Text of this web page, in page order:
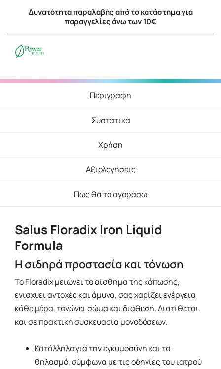
Δυνατότητα παραλαβής από το κατάστημα για
παραγγελίες άνω των 10€
Περιγραφή
Συστατικά
Χρήση
Αξιολογήσεις
Πως θα το αγοράσω
Salus Floradix Iron Liquid
Formula
Η σιδηρά προστασία και τόνωση
Το Floradix μειώνει το αίσθημα της κόπωσης,
ενισχύει αντοχές και άμυνα, σας χαρίζει ενέργεια
κάθε μέρα, τονώνει σώμα και διάθεση. Διατίθεται
και σε πρακτική συσκευασία μονοδόσεων.
Κατάλληλο για την εγκυμοσύνη και το
θηλασμό, σύμφωνα με τις οδηγίες του ιατρού